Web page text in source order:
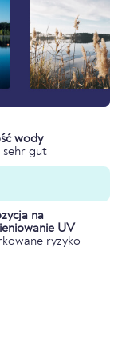
wody
sehr gut
na
UV
ryzyko